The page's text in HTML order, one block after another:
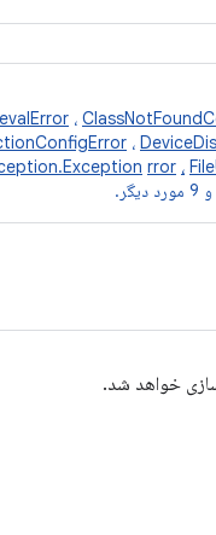
،
،
rror ،
و 9 مورد دیگر.
خواهد شد.